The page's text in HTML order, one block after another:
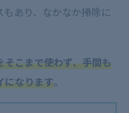
あり、なかなか掃除に
そこまで使わず、手間も
になります。